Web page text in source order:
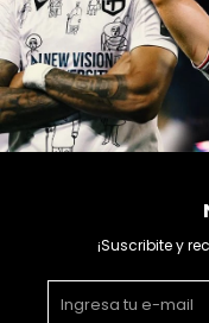
¡Suscribite y